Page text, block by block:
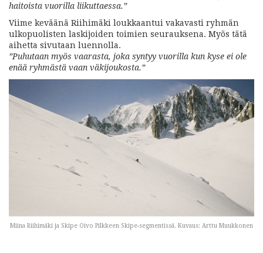
haitoista vuorilla liikuttaessa.”
Viime keväänä Riihimäki loukkaantui vakavasti ryhmän
ulkopuolisten laskijoiden toimien seurauksena. Myös tätä
aihetta sivutaan luennolla.
”Puhutaan myös vaarasta, joka syntyy vuorilla kun kyse ei ole
enää ryhmästä vaan väkijoukosta.”
Miina Riihimäki ja Skipe Oivo Pilkkeen Skipe-segmentissä. Kuvaus: Arttu Muukkonen